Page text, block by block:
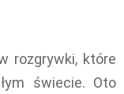
rozgrywki, które
świecie. Oto